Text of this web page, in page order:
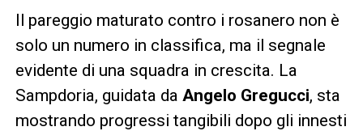
Il pareggio maturato contro i rosanero non è
solo un numero in classifica, ma il segnale
evidente di una squadra in crescita. La
Sampdoria, guidata da Angelo Gregucci, sta
mostrando progressi tangibili dopo gli innesti